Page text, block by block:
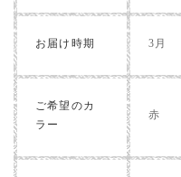
お届け時期 3月
ご希望のカ
ラー
赤